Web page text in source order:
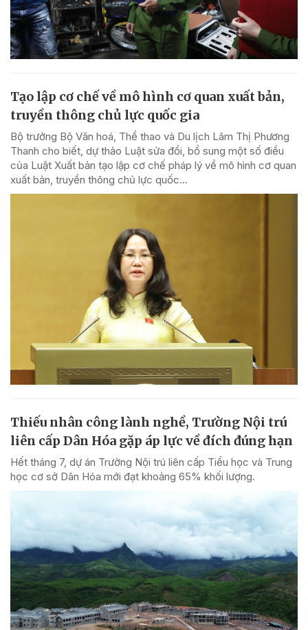
Tạo lập cơ chế về mô hình cơ quan xuất bản,
truyền thông chủ lực quốc gia
Bộ trưởng Bộ Văn hoá, Thể thao và Du lịch Lâm Thị Phương
Thanh cho biết, dự thảo Luật sửa đổi, bổ sung một số điều
của Luật Xuất bản tạo lập cơ chế pháp lý về mô hình cơ quan
xuất bản, truyền thông chủ lực quốc...
Thiếu nhân công lành nghề, Trường Nội trú
liên cấp Dân Hóa gặp áp lực về đích đúng hạn
Hết tháng 7, dự án Trường Nội trú liên cấp Tiểu học và Trung
học cơ sở Dân Hóa mới đạt khoảng 65% khối lượng.